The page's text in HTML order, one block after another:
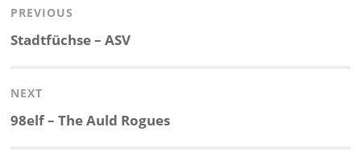
PREVIOUS
Previous
Stadtfüchse – ASV
NEXT
Next
98elf – The Auld Rogues